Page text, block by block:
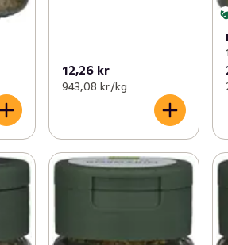
12,26 kr
943,08 kr /kg